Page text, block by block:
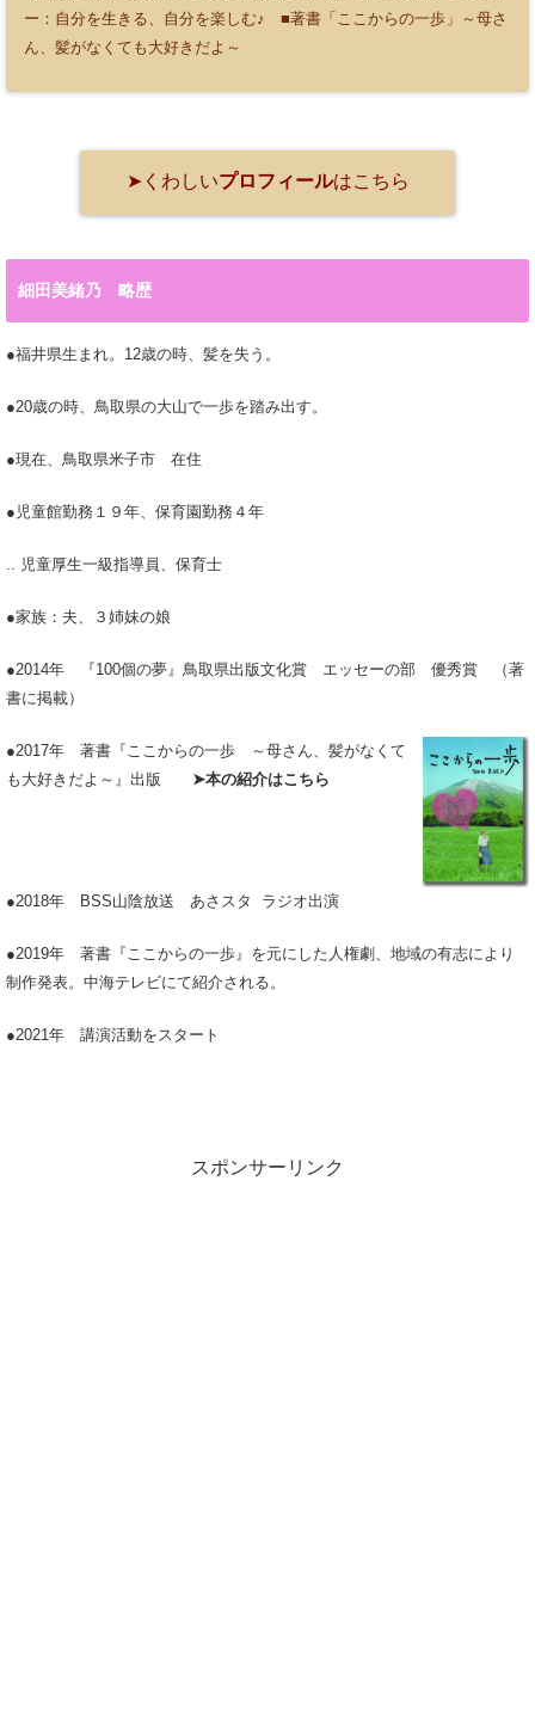
ー：自分を生きる、自分を楽しむ♪ ■著書「ここからの一歩」～母さ
ん、髪がなくても大好きだよ～
➤くわしいプロフィールはこちら
細田美緒乃 略歴
●福井県生まれ。12歳の時、髪を失う。
●20歳の時、鳥取県の大山で一歩を踏み出す。
●現在、鳥取県米子市 在住
●児童館勤務１９年、保育園勤務４年
.. 児童厚生一級指導員、保育士
●家族：夫、３姉妹の娘
●2014年 『100個の夢』鳥取県出版文化賞 エッセーの部 優秀賞 （著
書に掲載）
●2017年 著書『ここからの一歩 ～母さん、髪がなくて
も大好きだよ～』出版 ➤本の紹介はこちら
●2018年 BSS山陰放送 あさスタ ラジオ出演
●2019年 著書『ここからの一歩』を元にした人権劇、地域の有志により
制作発表。中海テレビにて紹介される。
●2021年 講演活動をスタート
スポンサーリンク